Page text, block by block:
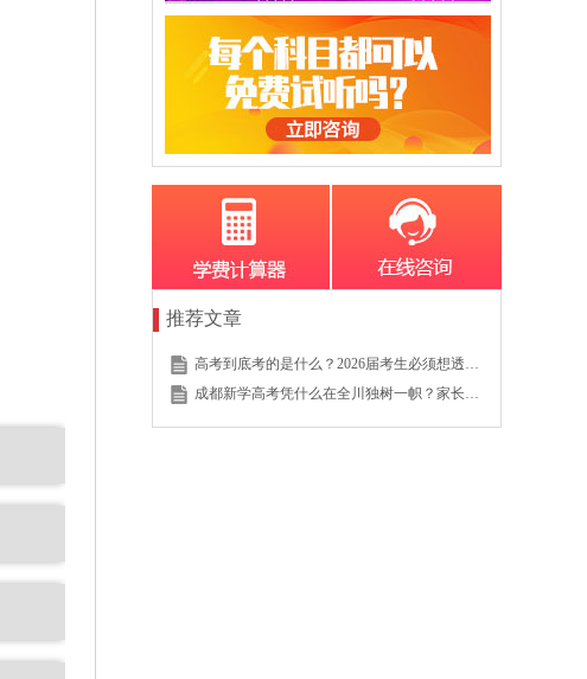
推荐文章
高考到底考的是什么？2026届考生必须想透的这个底层逻辑
成都新学高考凭什么在全川独树一帜？家长的真实选择说明一切